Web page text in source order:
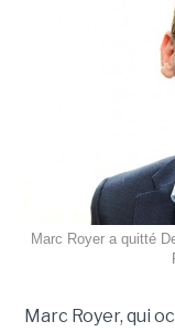
Marc Royer a quitté
Marc Royer, qui